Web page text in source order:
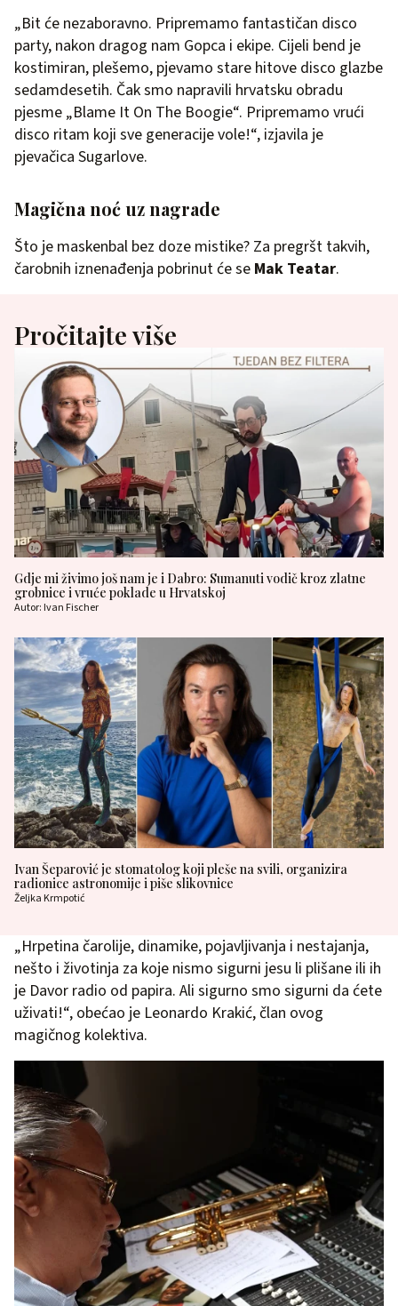
„Bit će nezaboravno. Pripremamo fantastičan disco
party, nakon dragog nam Gopca i ekipe. Cijeli bend je
kostimiran, plešemo, pjevamo stare hitove disco glazbe
sedamdesetih. Čak smo napravili hrvatsku obradu
pjesme „Blame It On The Boogie“. Pripremamo vrući
disco ritam koji sve generacije vole!“, izjavila je
pjevačica Sugarlove.
Magična noć uz nagrade
Što je maskenbal bez doze mistike? Za pregršt takvih,
čarobnih iznenađenja pobrinut će se Mak Teatar.
Pročitajte više
Gdje mi živimo još nam je i Dabro: Sumanuti vodič kroz zlatne
grobnice i vruće poklade u Hrvatskoj
Autor: Ivan Fischer
Ivan Šeparović je stomatolog koji pleše na svili, organizira
radionice astronomije i piše slikovnice
Željka Krmpotić
„Hrpetina čarolije, dinamike, pojavljivanja i nestajanja,
nešto i životinja za koje nismo sigurni jesu li plišane ili ih
je Davor radio od papira. Ali sigurno smo sigurni da ćete
uživati!“, obećao je Leonardo Krakić, član ovog
magičnog kolektiva.